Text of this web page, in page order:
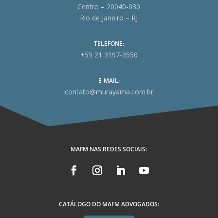
Centro – 20040-030
Rio de Janeiro – RJ
TELEFONE:
+55 21 3197-3550
E-MAIL:
contato@murayama.com.br
MAFM NAS REDES SOCIAIS:
CATÁLOGO DO MAFM ADVOGADOS: